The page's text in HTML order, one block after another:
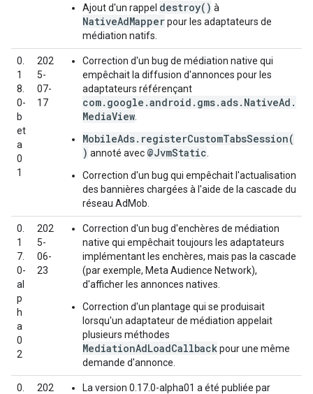
Ajout d'un rappel destroy() à
NativeAdMapperpour les adaptateurs de
médiation natifs.
0.
1
8.
0-
b
et
a
0
1
202
5-
07-
17
Correction d'un bug de médiation native qui
empêchait la diffusion d'annonces pour les
adaptateurs référençant
com.google.android.gms.ads.NativeAd.
MediaView
MobileAds.registerCustomTabsSession(
) annoté avec @JvmStatic
Correction d'un bug qui empêchait l'actualisation
des bannières chargées à l'aide de la cascade du
réseau AdMob.
0.
1
7.
0-
al
p
h
a
0
2
202
5-
06-
23
Correction d'un bug d'enchères de médiation
native qui empêchait toujours les adaptateurs
implémentant les enchères, mais pas la cascade
(par exemple, Meta Audience Network),
d'afficher les annonces natives.
Correction d'un plantage qui se produisait
lorsqu'un adaptateur de médiation appelait
plusieurs méthodes
MediationAdLoadCallbackpour une même
demande d'annonce.
0.
202
La version 0.17.0-alpha01 a été publiée par